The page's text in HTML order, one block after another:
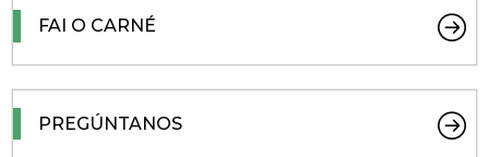
FAI O CARNÉ
PREGÚNTANOS